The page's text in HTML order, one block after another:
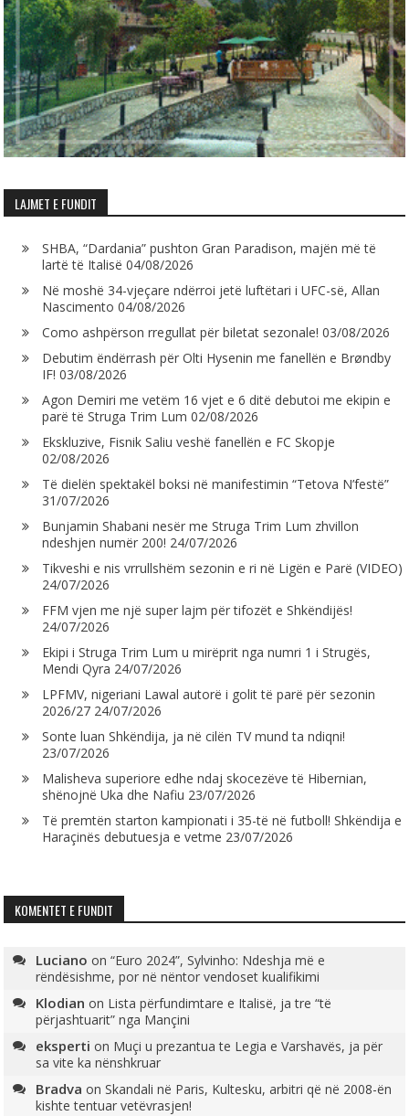
LAJMET E FUNDIT
SHBA, “Dardania” pushton Gran Paradison, majën më të
lartë të Italisë 04/08/2026
Në moshë 34-vjeçare ndërroi jetë luftëtari i UFC-së, Allan
Nascimento 04/08/2026
Como ashpërson rregullat për biletat sezonale! 03/08/2026
Debutim ëndërrash për Olti Hysenin me fanellën e Brøndby
IF! 03/08/2026
Agon Demiri me vetëm 16 vjet e 6 ditë debutoi me ekipin e
parë të Struga Trim Lum 02/08/2026
Ekskluzive, Fisnik Saliu veshë fanellën e FC Skopje
02/08/2026
Të dielën spektakël boksi në manifestimin “Tetova N’festë”
31/07/2026
Bunjamin Shabani nesër me Struga Trim Lum zhvillon
ndeshjen numër 200! 24/07/2026
Tikveshi e nis vrrullshëm sezonin e ri në Ligën e Parë (VIDEO)
24/07/2026
FFM vjen me një super lajm për tifozët e Shkëndijës!
24/07/2026
Ekipi i Struga Trim Lum u mirëprit nga numri 1 i Strugës,
Mendi Qyra 24/07/2026
LPFMV, nigeriani Lawal autorë i golit të parë për sezonin
2026/27 24/07/2026
Sonte luan Shkëndija, ja në cilën TV mund ta ndiqni!
23/07/2026
Malisheva superiore edhe ndaj skocezëve të Hibernian,
shënojnë Uka dhe Nafiu 23/07/2026
Të premtën starton kampionati i 35-të në futboll! Shkëndija e
Haraçinës debutuesja e vetme 23/07/2026
KOMENTET E FUNDIT
Luciano on“Euro 2024”, Sylvinho: Ndeshja më e
rëndësishme, por në nëntor vendoset kualifikimi
Klodian on Lista përfundimtare e Italisë, ja tre “të
përjashtuarit” nga Mançini
eksperti on Muçi u prezantua te Legia e Varshavës, ja për
sa vite ka nënshkruar
Bradva onSkandali në Paris, Kultesku, arbitri që në 2008-ën
kishte tentuar vetëvrasjen!